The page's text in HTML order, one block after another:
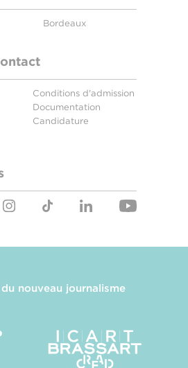
Bordeaux
Conditions d'admission
Documentation
Candidature
nouveau journalisme